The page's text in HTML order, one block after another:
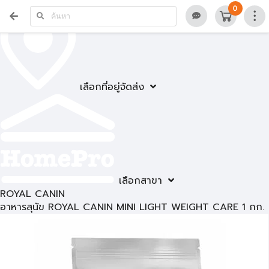
เลือกที่อยู่จัดส่ง
เลือกสาขา
0
ROYAL CANIN
อาหารสุนัข ROYAL CANIN MINI LIGHT WEIGHT CARE 1 กก.